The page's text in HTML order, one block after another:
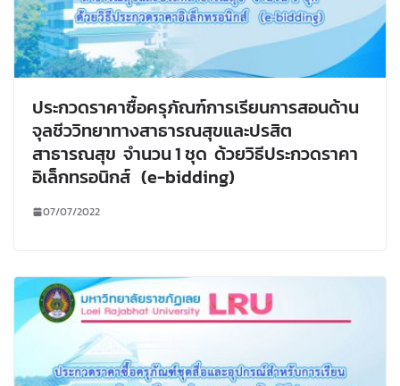
ประกวดราคาซื้อครุภัณฑ์การเรียนการสอนด้าน
จุลชีววิทยาทางสาธารณสุขและปรสิต
สาธารณสุข จำนวน 1 ชุด ด้วยวิธีประกวดราคา
อิเล็กทรอนิกส์ (e-bidding)
07/07/2022